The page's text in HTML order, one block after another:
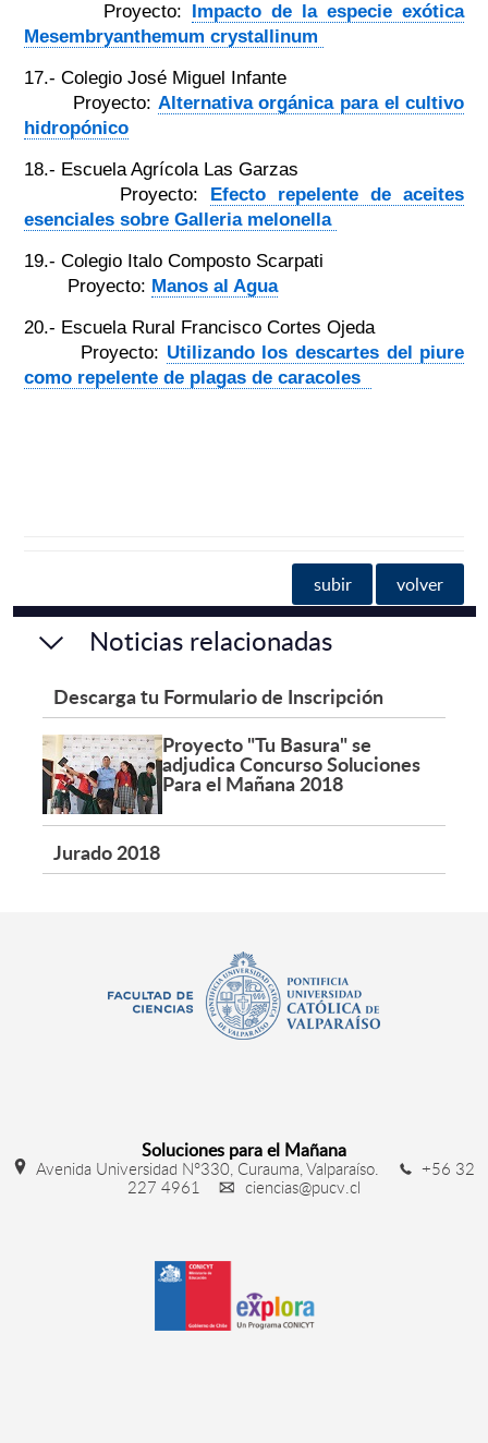
Proyecto:
Impacto de la especie exótica
Mesembryanthemum crystallinum
17.- Colegio José Miguel Infante
Proyecto: Alternativa orgánica para el cultivo
hidropónico
18.- Escuela Agrícola Las Garzas
Proyecto:
Efecto repelente de aceites
esenciales sobre Galleria melonella
19.- Colegio Italo Composto Scarpati
Proyecto: Manos al Agua
20.- Escuela Rural Francisco Cortes Ojeda
Proyecto: Utilizando los descartes del piure
como repelente de plagas de caracoles
subir volver
Noticias relacionadas
Descarga tu Formulario de Inscripción
Proyecto "Tu Basura" se
adjudica Concurso Soluciones
Para el Mañana 2018
Jurado 2018
Soluciones para el Mañana
Avenida Universidad N°330, Curauma, Valparaíso.
+56 32
227 4961
ciencias@pucv.cl